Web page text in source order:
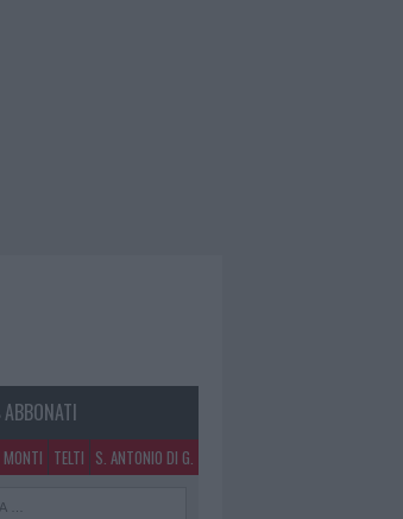
ABBONATI
MONTI TELTI S. ANTONIO DI G.